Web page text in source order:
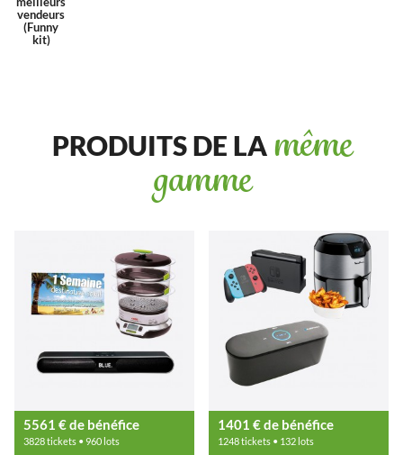
vendeurs
(Funny
kit)
PRODUITS DE LA même
gamme
5561 € de bénéfice
3828 tickets • 960 lots
1401 € de bénéfice
1248 tickets • 132 lots